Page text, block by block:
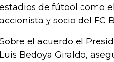
estadios de fútbol como
accionista y socio del FC
Sobre el acuerdo el
Luis Bedoya Giraldo,